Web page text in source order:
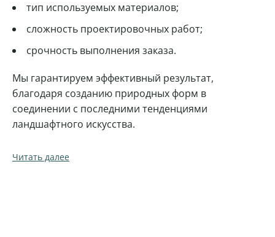
тип используемых материалов;
сложность проектировочных работ;
срочность выполнения заказа.
Мы гарантируем эффективный результат,
благодаря созданию природных форм в
соединении с последними тенденциями
ландшафтного искусства.
Читать далее